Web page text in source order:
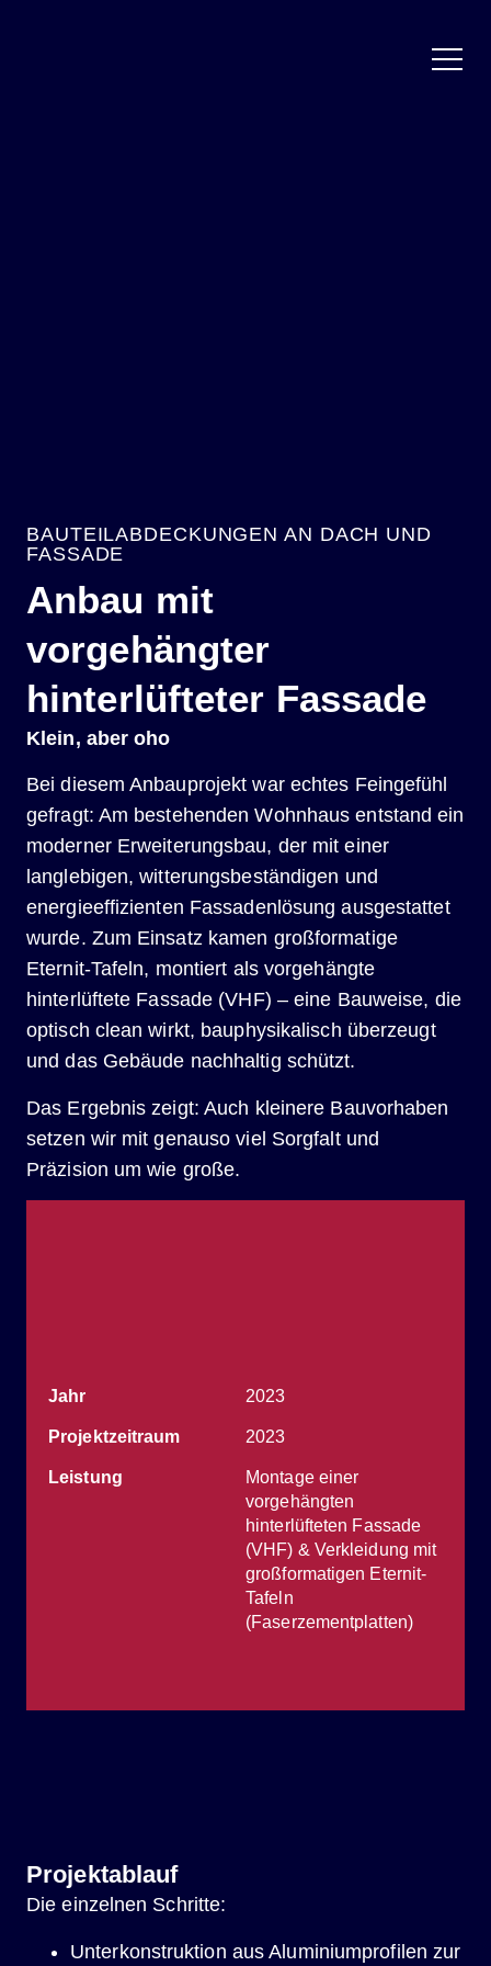
BAUTEILABDECKUNGEN AN DACH UND
FASSADE
Anbau mit
vorgehängter
hinterlüfteter Fassade
Klein, aber oho
Bei diesem Anbauprojekt war echtes Feingefühl
gefragt: Am bestehenden Wohnhaus entstand ein
moderner Erweiterungsbau, der mit einer
langlebigen, witterungsbeständigen und
energieeffizienten Fassadenlösung ausgestattet
wurde. Zum Einsatz kamen großformatige
Eternit-Tafeln, montiert als vorgehängte
hinterlüftete Fassade (VHF) – eine Bauweise, die
optisch clean wirkt, bauphysikalisch überzeugt
und das Gebäude nachhaltig schützt.
Das Ergebnis zeigt: Auch kleinere Bauvorhaben
setzen wir mit genauso viel Sorgfalt und
Präzision um wie große.
Jahr 2023
Projekt­zeitraum 2023
Leistung
Montage einer
vorgehängten
hinterlüfteten Fassade
(VHF) & Verkleidung mit
großformatigen Eternit-
Tafeln
(Faserzementplatten)
Projektablauf
Die einzelnen Schritte:
Unterkonstruktion aus Aluminiumprofilen zur